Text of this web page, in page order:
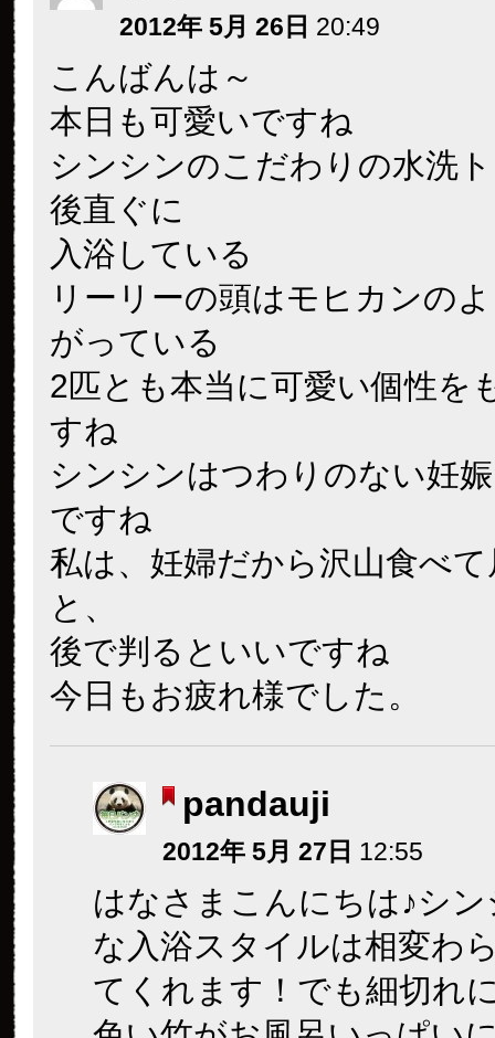
2012年 5月 26日 20:49
こんばんは～
本日も可愛いですね
シンシンのこだわりの水洗
後直ぐに
入浴している
リーリーの頭はモヒカンの
がっている
2匹とも本当に可愛い個性を
すね
シンシンはつわりのない妊
ですね
私は、妊婦だから沢山食べ
と、
後で判るといいですね
今日もお疲れ様でした。
pandauji
2012年 5月 27日 12:55
はなさまこんにちは♪シ
な入浴スタイルは相変わ
てくれます！でも細切れ